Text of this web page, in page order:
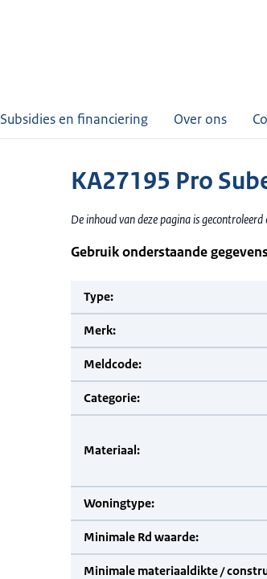
Subsidies en financiering Over ons
KA27195 Pro
De inhoud van deze pagina is
Gebruik onderstaande
Type:
Merk:
Meldcode:
Categorie:
Materiaal:
Woningtype:
Minimale Rd waarde:
Minimale materiaaldikte /